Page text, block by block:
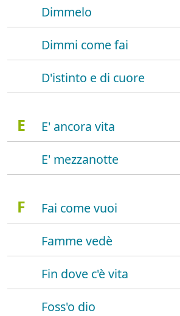
Dimmelo
Dimmi come fai
D'istinto e di cuore
E
E' ancora vita
E' mezzanotte
F
Fai come vuoi
Famme vedè
Fin dove c'è vita
Foss'o dio